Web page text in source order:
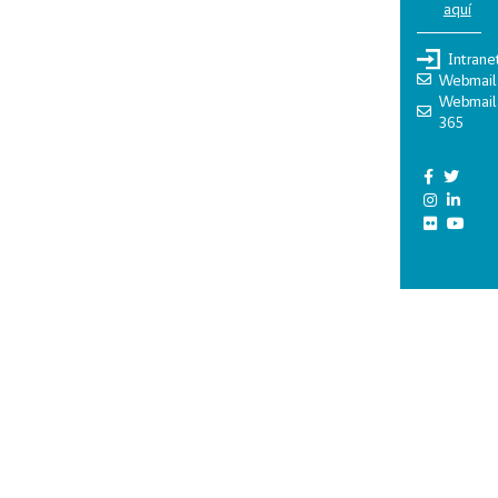
aquí
Webmail
Webmail
365